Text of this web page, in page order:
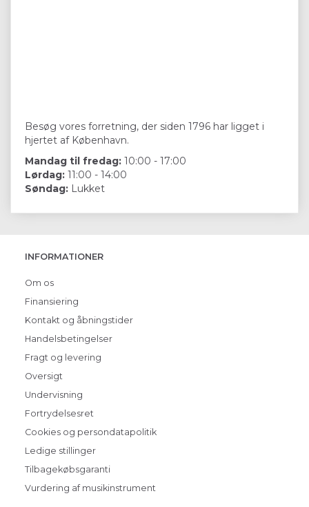
Besøg vores forretning, der siden 1796 har ligget i
hjertet af København.
Mandag til fredag: 10:00 - 17:00
Lørdag: 11:00 - 14:00
Søndag: Lukket
INFORMATIONER
Om os
Finansiering
Kontakt og åbningstider
Handelsbetingelser
Fragt og levering
Oversigt
Undervisning
Fortrydelsesret
Cookies og persondatapolitik
Ledige stillinger
Tilbagekøbsgaranti
Vurdering af musikinstrument